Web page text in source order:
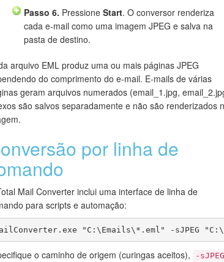
Passo 6. Pressione Start. O conversor renderiza
cada e-mail como uma imagem JPEG e salva na
pasta de destino.
arquivo EML produz uma ou mais páginas JPEG
do comprimento do e-mail. E-mails de várias
geram arquivos numerados (email_1.jpg,
são salvos separadamente e não são renderizados
por linha de
Mail Converter inclui uma interface de linha de
para scripts e automação:
"C:\Emails\*.eml" -sJPEG
o caminho de origem (curingas aceitos), -sJPEG